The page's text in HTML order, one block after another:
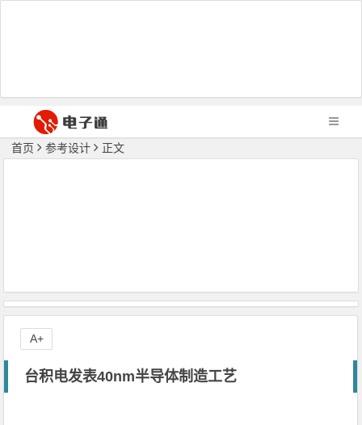
首页 参考设计 正文
台积电发表40nm半导体制造工艺
A+